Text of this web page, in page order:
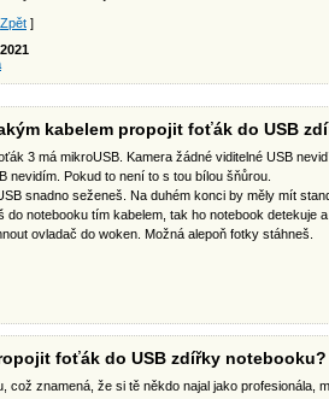
Zpět ]
kabelem propojit foťák do USB
3 má mikroUSB. Kamera žádné viditelné USB
nevidím. Pokud to není to s tou bílou šňůrou.
snadno seženeš. Na duhém konci by měly mít
notebooku tím kabelem, tak ho notebook detekuje
ovladač do woken. Možná alepoň fotky stáhneš.
foťák do USB zdířky notebooku?
což znamená, že si tě někdo najal jako profesionála,